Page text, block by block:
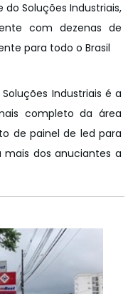
Soluções Industriais,
com dezenas de
para todo o Brasil
Industriais é a
completo da área
de painel de led para
dos anuciantes a